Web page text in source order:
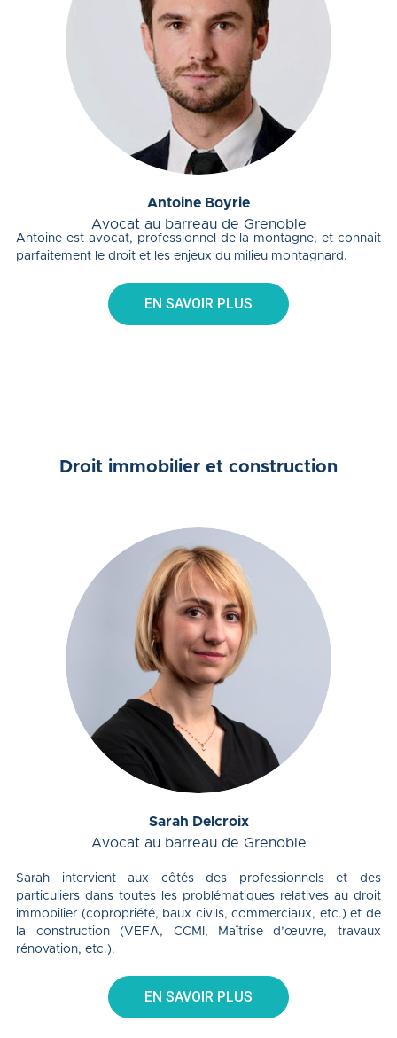
Antoine Boyrie
Avocat au barreau de Grenoble
Antoine est avocat, professionnel de la montagne, et connait
parfaitement le droit et les enjeux du milieu montagnard.
EN SAVOIR PLUS
Droit immobilier et construction
Sarah Delcroix
Avocat au barreau de Grenoble
Sarah intervient aux côtés des professionnels et des
particuliers dans toutes les problématiques relatives au droit
immobilier (copropriété, baux civils, commerciaux, etc.) et de
la construction (VEFA, CCMI, Maîtrise d’œuvre, travaux
rénovation, etc.).
EN SAVOIR PLUS